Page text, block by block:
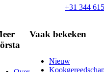
+31 344
Vaak bekeken
Nieuw